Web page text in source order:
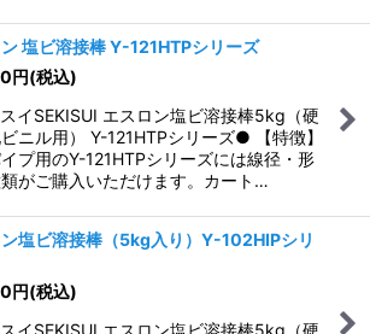
塩ビ溶接棒 Y-121HTPシリーズ
円(税込)
イSEKISUI エスロン塩ビ溶接棒5kg（硬
ニル用） Y-121HTPシリーズ● 【特徴】
プ用のY-121HTPシリーズには線径・形
がご購入いただけます。カート…
塩ビ溶接棒（5kg入り）Y-102HIPシリ
円(税込)